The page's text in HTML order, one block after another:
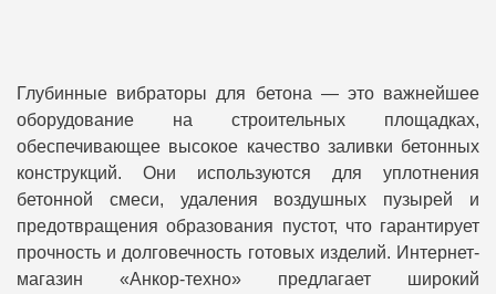
Глубинные вибраторы для бетона — это важнейшее
оборудование на строительных площадках,
обеспечивающее высокое качество заливки бетонных
конструкций. Они используются для уплотнения
бетонной смеси, удаления воздушных пузырей и
предотвращения образования пустот, что гарантирует
прочность и долговечность готовых изделий. Интернет-
магазин «Анкор-техно» предлагает широкий